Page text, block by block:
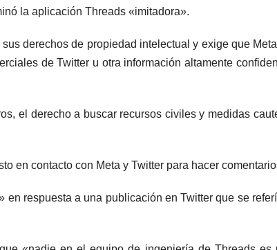
la aplicación Threads «imitadora».
derechos de propiedad intelectual y exige que
de Twitter u otra información altamente
el derecho a buscar recursos civiles y medidas
en contacto con Meta y Twitter para hacer
respuesta a una publicación en Twitter que se